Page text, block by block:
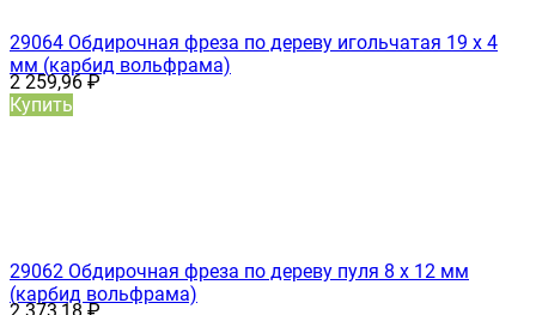
29064 Обдирочная фреза по дереву игольчатая 19 х 4
мм (карбид вольфрама)
2 259,96₽
Купить
29062 Обдирочная фреза по дереву пуля 8 х 12 мм
(карбид вольфрама)
2 373,18₽